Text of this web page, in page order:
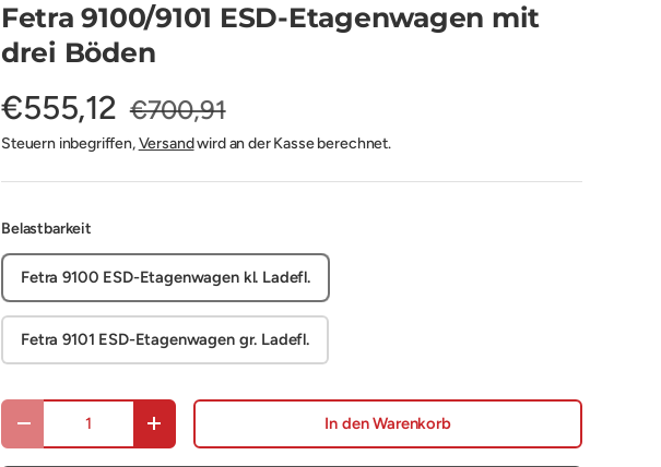
Fetra 9100/9101 ESD-Etagenwagen mit
drei Böden
€555,12 €700,91
Steuern inbegriffen,Versandwird an der Kasse berechnet.
Belastbarkeit
Fetra 9100 ESD-Etagenwagen kl. Ladefl.
Fetra 9101 ESD-Etagenwagen gr. Ladefl.
Anzahl
Menge verringern Menge erhöhen In den Warenkorb